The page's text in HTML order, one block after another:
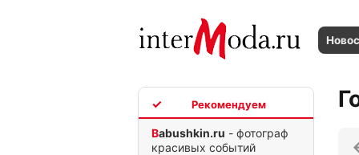
Babushkin.ru - фотограф
красивых событий